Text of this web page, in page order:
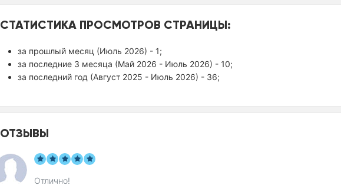
СТАТИСТИКА ПРОСМОТРОВ СТРАНИЦЫ:
за прошлый месяц (Июль 2026) - 1;
за последние 3 месяца (Май 2026 - Июль 2026) - 10;
за последний год (Август 2025 - Июль 2026) - 36;
ОТЗЫВЫ
Отлично!